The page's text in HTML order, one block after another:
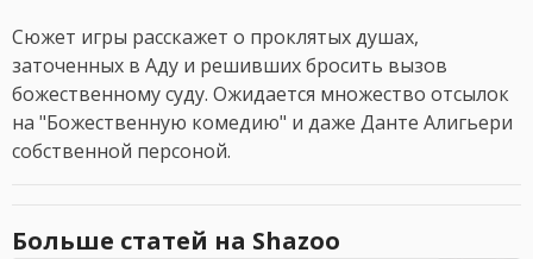
Сюжет игры расскажет о проклятых душах,
заточенных в Аду и решивших бросить вызов
божественному суду. Ожидается множество отсылок
на "Божественную комедию" и даже Данте Алигьери
собственной персоной.
Больше статей на Shazoo